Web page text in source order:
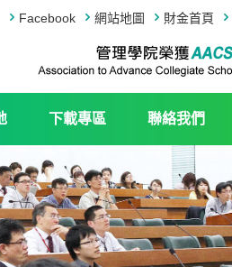
財金首頁
網站地圖
Facebook
下載專區 聯絡我們